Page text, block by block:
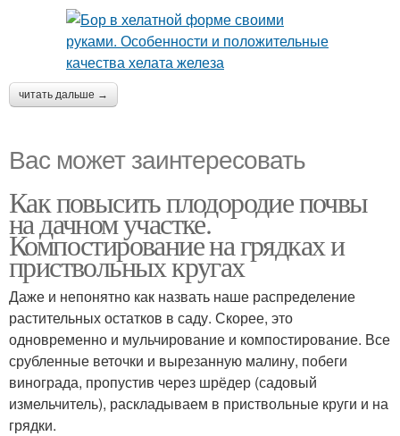
читать дальше →
Вас может заинтересовать
Как повысить плодородие почвы
на дачном участке.
Компостирование на грядках и
приствольных кругах
Даже и непонятно как назвать наше распределение
растительных остатков в саду. Скорее, это
одновременно и мульчирование и компостирование. Все
срубленные веточки и вырезанную малину, побеги
винограда, пропустив через шрёдер (садовый
измельчитель), раскладываем в приствольные круги и на
грядки.